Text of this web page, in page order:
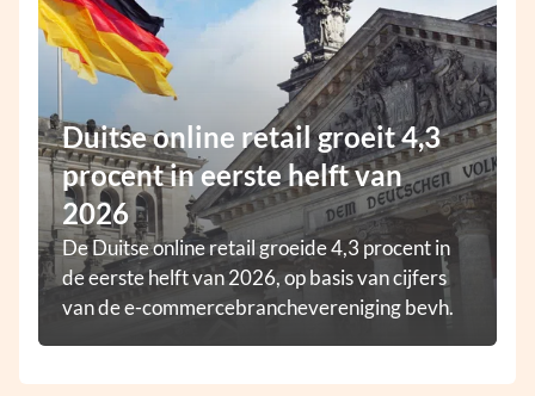
Duitse online retail groeit 4,3
procent in eerste helft van
2026
De Duitse online retail groeide 4,3 procent in
de eerste helft van 2026, op basis van cijfers
van de e-commercebranchevereniging bevh.